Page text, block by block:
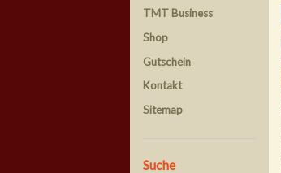
TMT Business
Shop
Gutschein
Kontakt
Sitemap
Suche